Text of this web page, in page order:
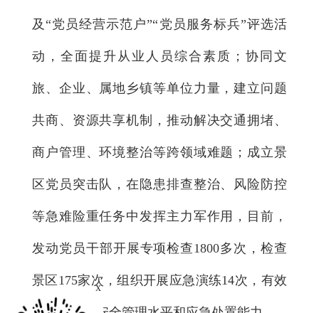
及“党员经营示范户”“党员服务标兵”评选活
动，全面提升从业人员综合素质；协同文
旅、企业、属地乡镇等单位力量，建立问题
共商、资源共享机制，推动解决交通拥堵、
商户管理、环境整治等跨领域难题；成立景
区党员突击队，在隐患排查整治、风险防控
等急难险重任务中发挥主力军作用，目前，
发动党员干部开展专项检查1800多次，检查
景区175家次，组织开展应急演练14次，有效
x